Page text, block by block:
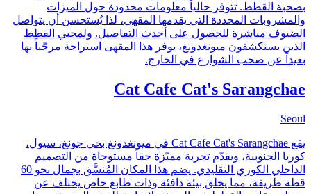
بصحبة القطط. تتوفر حالياً معلومات محدودة حول الميزات
والمشروبات المحددة التي يقدمها المقهى، لذا يُستحسن أن يتواصل
الضيوف مباشرة للحصول على أحدث التفاصيل. ولمحبي القطط
الذين يستكشفون ميونغدونغ، يوفر هذا المقهى استراحة مرحّباً بها
بعيداً عن صخب الشوارع في الخارج.
Cat Cafe Cat's Sarangchae
Seoul
يقع Cat Cafe Cat's Sarangchae في ميونغدونغ بحي جونغ، سيول،
كوريا الجنوبية، ويقدّم تجربة مميّزة حقاً مستوحاة من التصميم
الداخلي الكوري التقليدي. يضم هذا المكان المُنسَّق بجمال نحو 60
قطة ظريفة، مما يخلق بيئة دافئة وذات طابع خاص يختلف عن